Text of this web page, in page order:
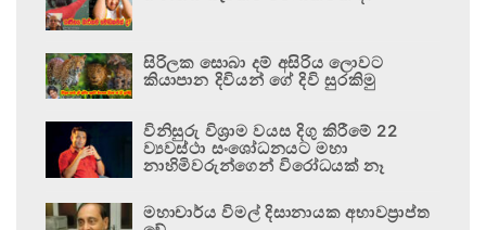
සිරිලක සොබා දම් අසිරිය ලොවට
කියාපාන දිවියන් ගේ දිවි සුරකිමු
විනිසුරු විශ්‍රාම වයස දිගු කිරීමේ 22
ව්‍යවස්ථා සංශෝධනයට මහා
නාහිමිවරුන්ගෙන් විරෝධයක් නෑ
මහාචාර්ය විමල් දිසානායක අභාවප්‍රාප්ත